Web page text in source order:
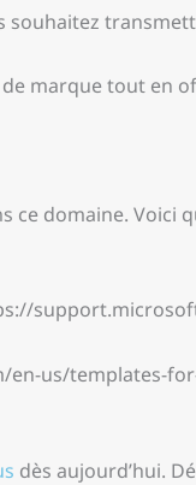
souhaitez
marque tout en
ce domaine. Voici
us/templates-
dès aujourd’hui.